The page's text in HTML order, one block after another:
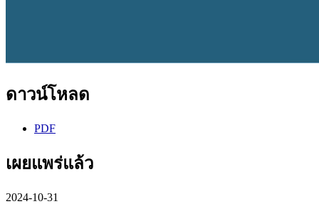
ดาวน์โหลด
PDF
เผยแพร่แล้ว
2024-10-31